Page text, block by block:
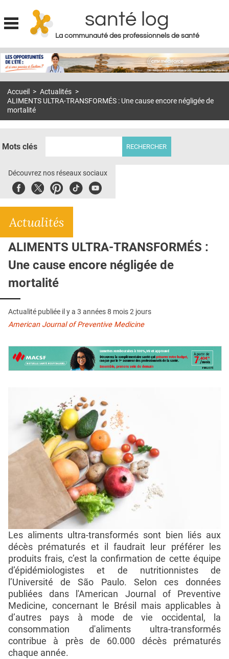
Jump to navigation
santé log
La communauté des professionnels de santé
MON COMPTE
S'ABONNER À LA REVUE SOIN À DOMICILE
E-REVUE SAD
THÉMA
CRÉDITS
Accueil > Actualités >
ALIMENTS ULTRA-TRANSFORMÉS : Une cause encore négligée de
mortalité
Mots clés
Découvrez nos réseaux sociaux
FacebookTwitterPinterest
TiktokYoubute
Actualités
ALIMENTS ULTRA-TRANSFORMÉS :
Une cause encore négligée de
mortalité
Actualité publiée il y a 3 années 8 mois 2 jours
American Journal of Preventive Medicine
Les aliments ultra-transformés sont bien liés aux
décès prématurés et il faudrait leur préférer les
produits frais, c’est la confirmation de cette équipe
d’épidémiologistes et de nutritionnistes de
l’Université de São Paulo. Selon ces données
publiées dans l'American Journal of Preventive
Medicine, concernant le Brésil mais applicables à
d’autres pays à mode de vie occidental, la
consommation d'aliments ultra-transformés
contribue à près de 60.000 décès prématurés
chaque année.